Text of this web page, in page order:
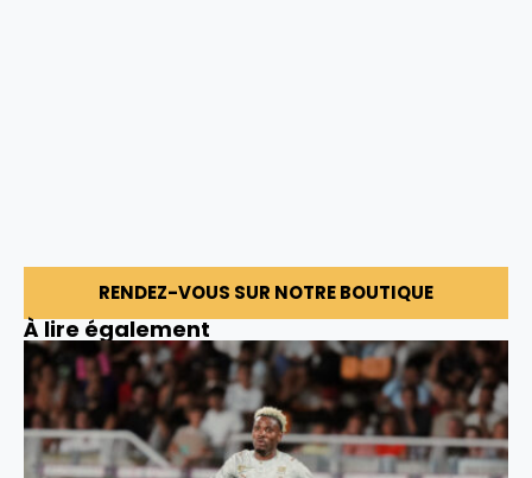
RENDEZ-VOUS SUR NOTRE BOUTIQUE
À lire également